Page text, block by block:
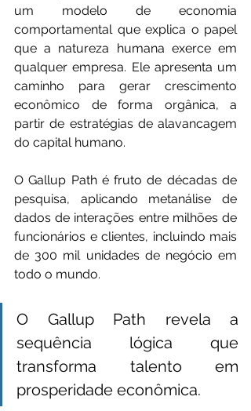
um modelo de economia
comportamental que explica o papel
que a natureza humana exerce em
qualquer empresa. Ele apresenta um
caminho para gerar crescimento
econômico de forma orgânica, a
partir de estratégias de alavancagem
do capital humano.
O Gallup Path é fruto de décadas de
pesquisa, aplicando metanálise de
dados de interações entre milhões de
funcionários e clientes, incluindo mais
de 300 mil unidades de negócio em
todo o mundo.
O Gallup Path revela a
sequência lógica que
transforma talento em
prosperidade econômica.